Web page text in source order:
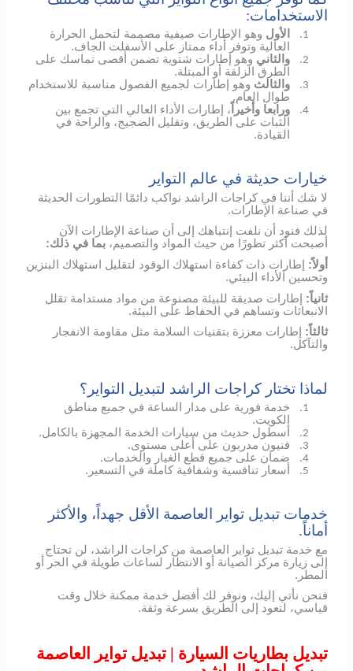
الاستخدامات:
1. الأول وهو الإطارات صيفية مصممة لتحمل الحرارة
العالية وتوفر أداء ممتاز على الأسفلت الجاف.
2. والثاني وهو إطارات شتوية تضمن أقصى تماسك على
الطرق الزلقة أو المبتلة.
3. والثالث وهو إطارات لجميع الفصول مناسبة للاستخدام
طوال العام.
4. ورابعا وأخيراً ، إطارات الأداء العالي التي تجمع بين
الثبات على الطريق، وتقليل الضجيج، والراحة في
القيادة.
خيارات حديثة في عالم التواير
لا شك أننا في كراجات الراشد نواكب دائمًا التطورات الحديثة
في صناعة الإطارات.
لذلك فنود أن نلفت إنتباهك إلى أن صناعة الإطارات الآن
أصبحت أكثر تطورًا من حيث المواد والتصميم،بما في ذلك:
أولاً: إطارات ذات كفاءة استهلاك الوقود لتقليل استهلاك البنزين
وتحسين الأداء البيئي.
ثانياً: إطارات صديقة للبيئة مصنوعة من مواد مستدامة تقلل
الانبعاثات وتساهم في الحفاظ على البيئة.
ثالثاً: إطارات معززة بتقنيات السلامة مثل مقاومة الانفجار
والتآكل.
لماذا تختار كراجات الراشد لتبديل التواير؟
1.
خدمة فورية على مدار الساعة في جميع مناطق
الكويت.
2. أسطول حديث من سيارات الخدمة المجهزة بالكامل.
3. فنيون مدربون على أعلى مستوى.
4. ضمان على جميع قطع الغيار والخدمات.
5. أسعار تنافسية وشفافية كاملة في التسعير.
خدمات تبديل تواير العاصمة الأقل جهداً، والأكثر
أماناً.
مع خدمة تبديل تواير العاصمة من كراجات الراشد، لن تحتاج
إلى زيارة مركز الصيانة أو الانتظار لساعات طويلة في الحر أو
المطر.
فنحن نأتي إليك، ونوفر لك أفضل خدمة ممكنة خلال وقت
قياسي، لتعود إلى الطريق بسرعة وثقة.
تبديل بطاريات السيارة | تبديل تواير العاصمة